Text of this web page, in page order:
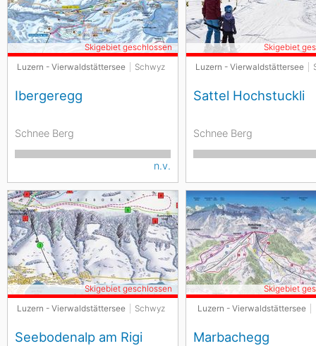
Luzern - Vierwaldstättersee Schwyz
Ibergeregg
Skigebiet geschlossen
Schnee Berg
n.v.
Luzern - Vierwaldstättersee
Sattel Hochstuckli
Skigebiet
Schnee Berg
Luzern - Vierwaldstättersee Schwyz
Seebodenalp am Rigi
Skigebiet geschlossen
Luzern - Vierwaldstättersee
Marbachegg
Skigebiet